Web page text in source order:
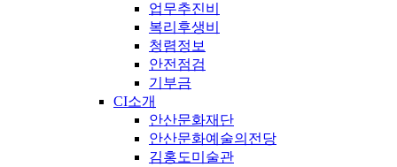
업무추진비
복리후생비
청렴정보
안전점검
기부금
CI소개
안산문화재단
안산문화예술의전당
김홍도미술관